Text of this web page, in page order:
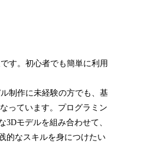
す。初心者でも簡単に利用
制作に未経験の方でも、基
っています。プログラミン
モデルを組み合わせて、
的なスキルを身につけたい